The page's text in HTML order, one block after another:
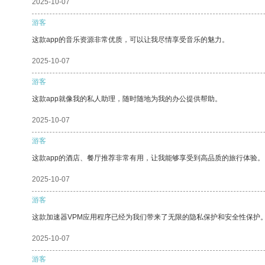
2025-10-07
游客
这款app的音乐资源非常优质，可以让我尽情享受音乐的魅力。
2025-10-07
游客
这款app就像我的私人助理，随时随地为我的办公提供帮助。
2025-10-07
游客
这款app的酒店、餐厅推荐非常有用，让我能够享受到高品质的旅行体验。
2025-10-07
游客
这款加速器VPM应用程序已经为我们带来了无限的隐私保护和安全性保护
2025-10-07
游客